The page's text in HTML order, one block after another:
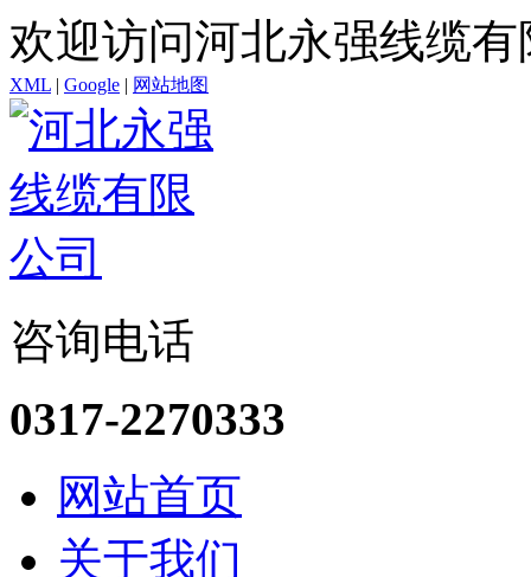
欢迎访问河北永强线缆
XML | Google | 网站地图
咨询电话
0317-2270333
网站首页
关于我们